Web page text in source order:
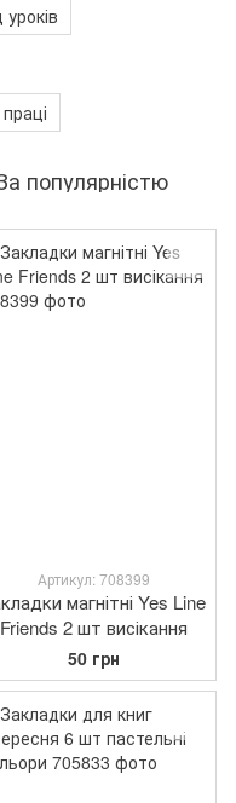
популярністю
Артикул: 708399
магнітні Yes Line
Friends 2 шт висікання
50 грн